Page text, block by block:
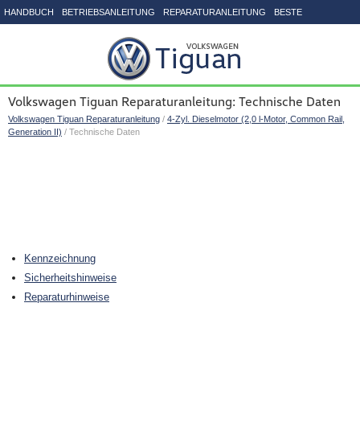
HANDBUCH BETRIEBSANLEITUNG REPARATURANLEITUNG BESTE
Volkswagen Tiguan Reparaturanleitung: Technische Daten
Volkswagen Tiguan Reparaturanleitung / 4-Zyl. Dieselmotor (2,0 l-Motor, Common Rail,
Generation II) / Technische Daten
Kennzeichnung
Sicherheitshinweise
Reparaturhinweise